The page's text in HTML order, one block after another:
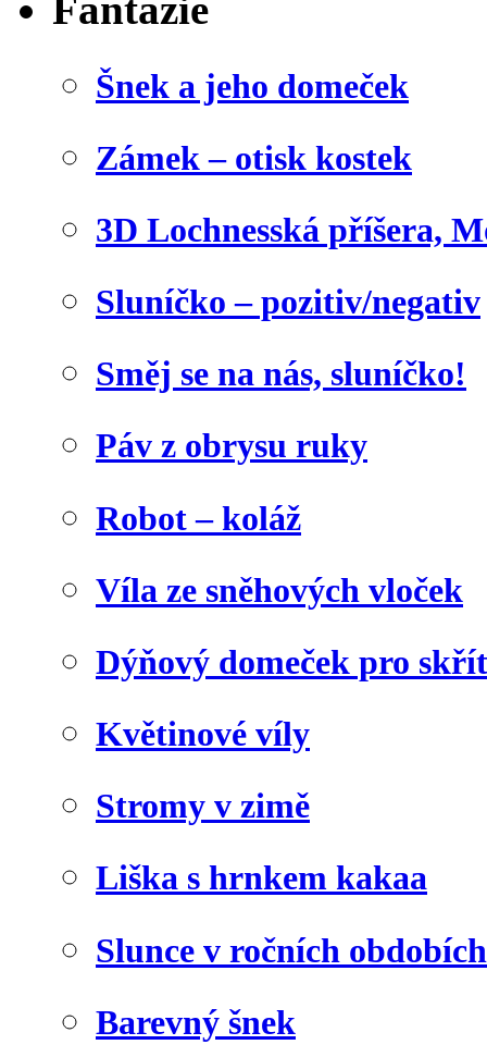
Fantazie
Šnek a jeho domeček
Zámek – otisk kostek
3D Lochnesská příšera,
Sluníčko – pozitiv/negativ
Směj se na nás, sluníčko!
Páv z obrysu ruky
Robot – koláž
Víla ze sněhových vloček
Dýňový domeček pro
Květinové víly
Stromy v zimě
Liška s hrnkem kakaa
Slunce v ročních obdobích
Barevný šnek